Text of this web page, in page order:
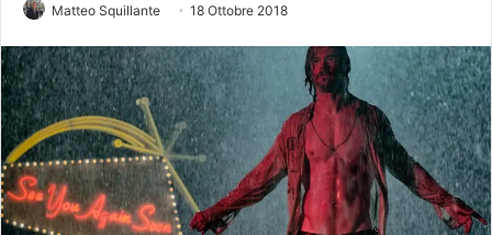
Matteo Squillante 18 Ottobre 2018